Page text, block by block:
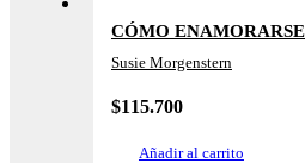
CÓMO
Susie Morgenstern
$115.700
Añadir al carrito